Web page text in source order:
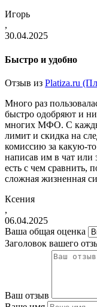
Игорь
,
30.04.2025
Быстро и удобно
Отзыв из Platiza.ru
Много раз
быстро одобряют и
многих МФО. С
лимит и скидка на
комиссию за какую-
написав им в чат или
есть с чем сравнить,
сложная жизненная
Ксения
,
06.04.2025
Ваша общая оценка
Заголовок вашего
Ваш отзыв